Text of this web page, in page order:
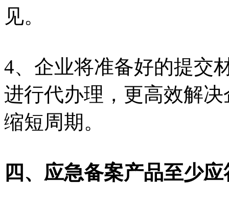
见。
4、企业将准备好的提交
进行代办理，更高效解
缩短周期。
四、应急备案产品至少